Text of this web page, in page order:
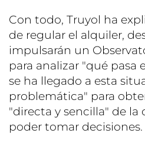
Con todo, Truyol ha
de regular el alquiler,
impulsarán un
para analizar "qué pasa
se ha llegado a esta
problemática" para
"directa y sencilla" de
poder tomar decisiones.